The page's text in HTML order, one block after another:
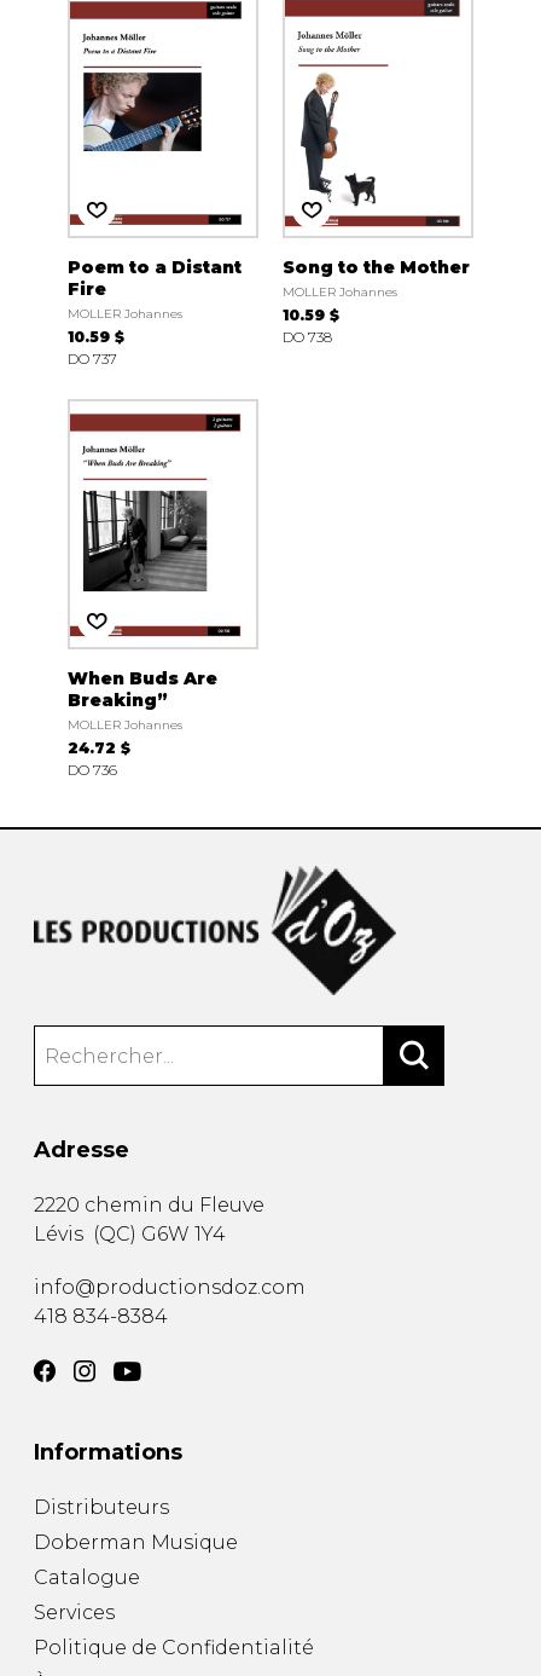
Poem to a Distant
Fire
MOLLER Johannes
10.59 $
DO 737
Song to the Mother
MOLLER Johannes
10.59 $
DO 738
When Buds Are
Breaking”
MOLLER Johannes
24.72 $
DO 736
Adresse
2220 chemin du Fleuve
Lévis (QC) G6W 1Y4
info@productionsdoz.com
418 834-8384
Informations
Distributeurs
Doberman Musique
Catalogue
Services
Politique de Confidentialité